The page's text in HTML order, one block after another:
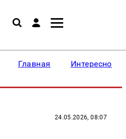
Главная Интересное
24.05.2026, 08:07